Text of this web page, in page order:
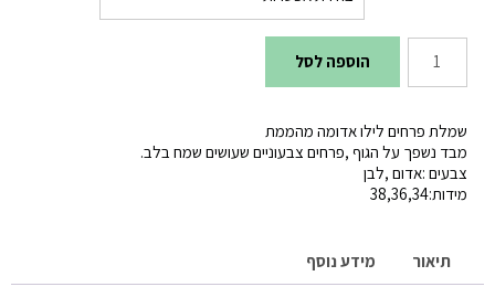
כמות
של
פרחים
לילו
הוספה לסל
שמלת פרחים לילו אדומה מהממת
מבד נשפך על הגוף ‚פרחים צבעוניים שעושים שמח בלב.
צבעים :אדום ‚לבן
מידות:34‚36‚38
תיאור מידע נוסף